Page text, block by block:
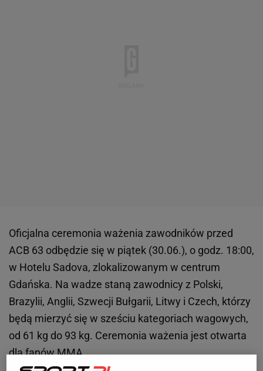
Oficjalna ceremonia ważenia zawodników przed
ACB 63 odbędzie się w piątek (30.06.), o godz. 18:00,
w Hotelu Sadova, zlokalizowanym w centrum
Gdańska. Na wadze staną zawodnicy z Polski,
Brazylii, Anglii, Szwecji Bułgarii, Litwy i Czech, którzy
będą mierzyć się w sześciu kategoriach wagowych,
od 61 kg do 93 kg. Ceremonia ważenia jest otwarta
dla fanówMMA.